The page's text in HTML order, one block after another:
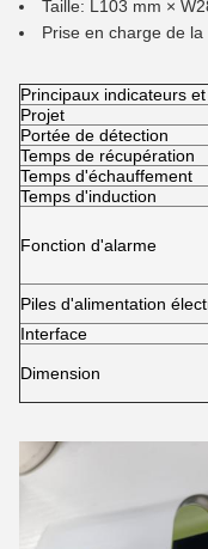
Taille: L103 mm ×
Prise en charge de
Principaux indicateurs
Projet
Portée de détection
Temps de récupération
Temps d'échauffement
Temps d'induction
Fonction d'alarme
Piles d'alimentation
Interface
Dimension